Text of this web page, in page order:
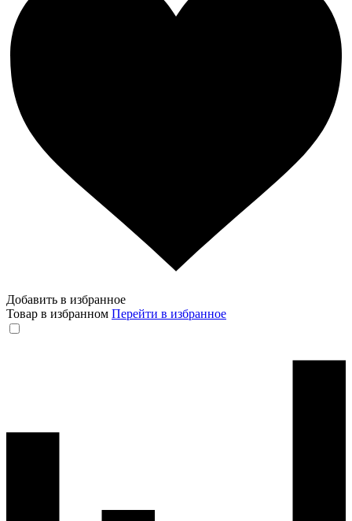
Добавить в избранное
Товар в избранном Перейти в избранное